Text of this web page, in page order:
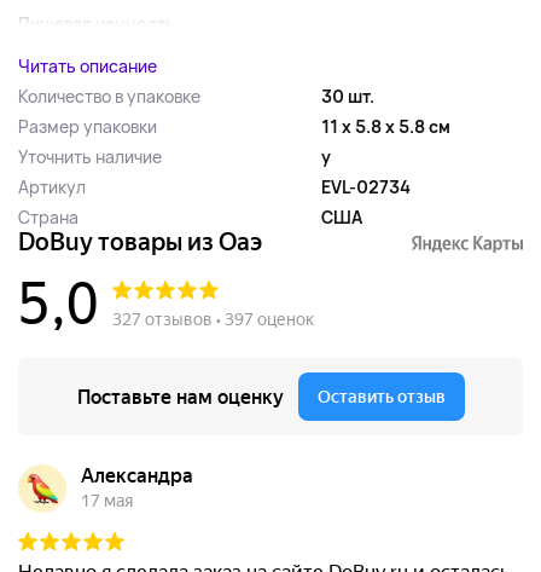
Пищевая ценность...
Читать описание
Количество в упаковке
30 шт.
Размер упаковки
11 x 5.8 x 5.8 см
Уточнить наличие
y
Артикул
EVL-02734
Страна
США